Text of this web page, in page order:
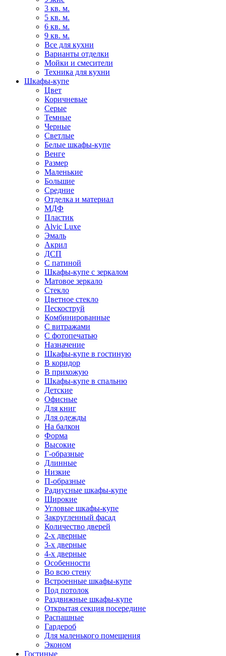
3 кв. м.
5 кв. м.
6 кв. м.
9 кв. м.
Все для кухни
Варианты отделки
Мойки и смесители
Техника для кухни
Шкафы-купе
Цвет
Коричневые
Серые
Темные
Черные
Светлые
Белые шкафы-купе
Венге
Размер
Маленькие
Большие
Средние
Отделка и материал
МДФ
Пластик
Alvic Luxe
Эмаль
Акрил
ДСП
С патиной
Шкафы-купе с зеркалом
Матовое зеркало
Стекло
Цветное стекло
Пескоструй
Комбинированные
С витражами
С фотопечатью
Назначение
Шкафы-купе в гостиную
В коридор
В прихожую
Шкафы-купе в спальню
Детские
Офисные
Для книг
Для одежды
На балкон
Форма
Высокие
Г-образные
Длинные
Низкие
П-образные
Радиусные шкафы-купе
Широкие
Угловые шкафы-купе
Закругленный фасад
Количество дверей
2-х дверные
3-х дверные
4-х дверные
Особенности
Во всю стену
Встроенные шкафы-купе
Под потолок
Раздвижные шкафы-купе
Открытая секция посередине
Распашные
Гардероб
Для маленького помещения
Эконом
Гостиные